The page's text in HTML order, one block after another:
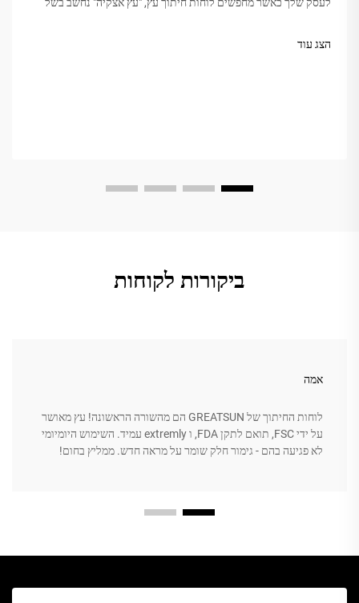
הצג עוד
ביקורות לקוחות
אמה
לוחות החיתוך של GREATSUN הם מהשורה הראשונה! עץ מאושר
על ידי FSC, תואם לתקן FDA, ו extremly עמיד. השימוש היומיומי
לא פגיעה בהם - גימור חלק שומר על מראה חדש. ממליץ בחום!